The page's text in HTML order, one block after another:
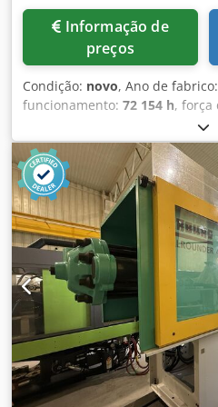
preços
Condição: novo, Ano de fabrico:
funcionamento: 72 154 h, força
25 mm,
Allrounder 900 T 800-150 Nº
Fabricante: ARBURG Modelo:
Comando: Ano de fabricação:
72.154 h Dados técnicos – lado
fechamento: 800 kN Distância
900 mm Altura mínima de
máxima entre placas: 550 mm
Diâmetro da mesa rotativa:
mm Csdpfsytd Spsx Apvjrf
Centragem da placa móvel: Ø
fixa: Ø 90 mm Dados técnicos
Diâmetro do fuso: 25 mm
de injeção: 2.500 bar
do fuso: 210 Nm Taxa de